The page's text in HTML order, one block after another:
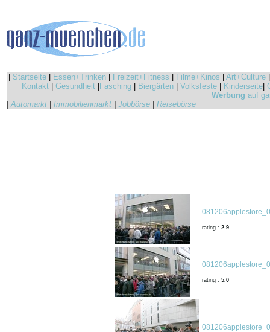
Startseite Essen+Trinken Freizeit+Fitness Filme+Kinos Art+Culture
Kontakt
Gesundheit Fasching Biergärten Volksfeste Kinderseite
Werbung auf
|Automarkt Immobilienmarkt Jobbörse Reisebörse
rating : 2.9
rating : 5.0